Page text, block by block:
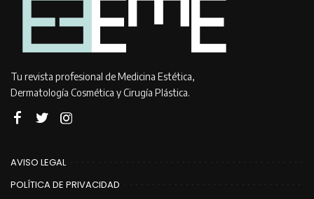
Tu revista profesional de Medicina Estética,
Dermatología Cosmética y Cirugía Plástica.
AVISO LEGAL
POLÍTICA DE PRIVACIDAD